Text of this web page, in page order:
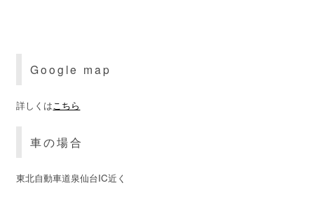
Google map
詳しくはこちら
車の場合
東北自動車道泉仙台IC近く